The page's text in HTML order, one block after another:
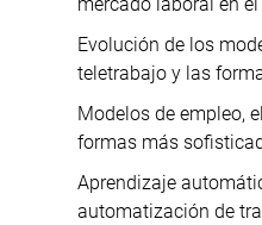
Evolución de los
teletrabajo y las
Modelos de empleo,
formas más
Aprendizaje
automatización de